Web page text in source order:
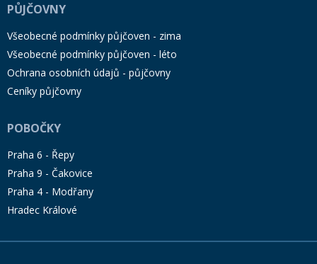
PŮJČOVNY
Všeobecné podmínky půjčoven - zima
Všeobecné podmínky půjčoven - léto
Ochrana osobních údajů - půjčovny
Ceníky půjčovny
POBOČKY
Praha 6 - Řepy
Praha 9 - Čakovice
Praha 4 - Modřany
Hradec Králové